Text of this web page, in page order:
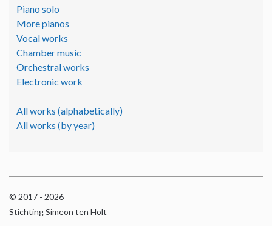
Piano solo
More pianos
Vocal works
Chamber music
Orchestral works
Electronic work
All works (alphabetically)
All works (by year)
© 2017 - 2026
Stichting Simeon ten Holt